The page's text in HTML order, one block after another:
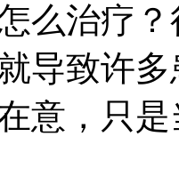
么治疗
导致许
意，只